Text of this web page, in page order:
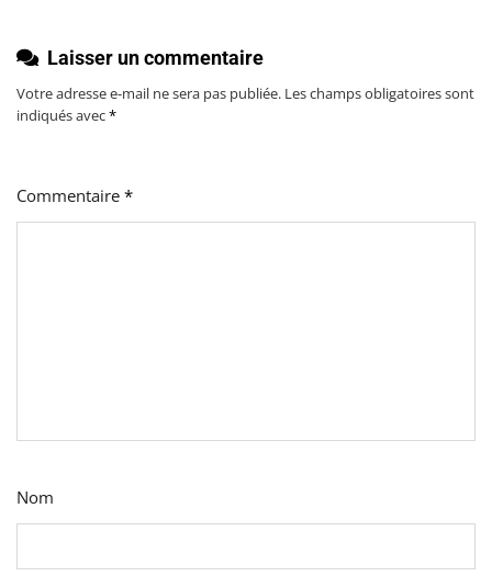
Laisser un commentaire
Votre adresse e-mail ne sera pas publiée. Les champs obligatoires sont
indiqués avec*
Commentaire *
Nom